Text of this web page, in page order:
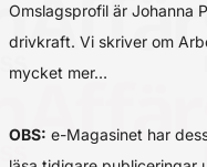
Omslagsprofil är Johanna
drivkraft. Vi skriver om
mycket mer…
OBS: e-Magasinet har